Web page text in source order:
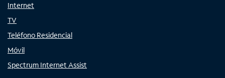
Internet
TV
Teléfono Residencial
Móvil
Spectrum Internet Assist